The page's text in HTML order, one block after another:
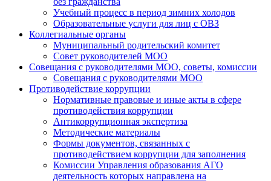
Учебный процесс в период зимних холодов
Образовательные услуги для лиц с ОВЗ
Коллегиальные органы
Муниципальный родительский комитет
Совет руководителей МОО
Совещания с руководителями МОО, советы, комиссии
Совещания с руководителями МОО
Противодействие коррупции
Нормативные правовые и иные акты в сфере
противодействия коррупции
Антикоррупционная экспертиза
Методические материалы
Формы документов, связанных с
противодействием коррупции для заполнения
Комиссии Управления образования АГО
деятельность которых направлена на